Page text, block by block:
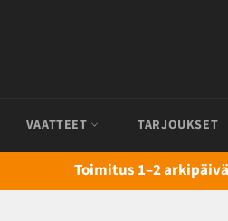
VAATTEET TARJOUKSET
Toimitus 1–2